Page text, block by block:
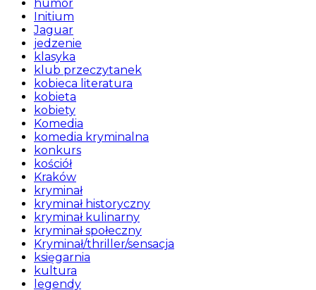
humor
Initium
Jaguar
jedzenie
klasyka
klub przeczytanek
kobieca literatura
kobieta
kobiety
Komedia
komedia kryminalna
konkurs
kościół
Kraków
kryminał
kryminał historyczny
kryminał kulinarny
kryminał społeczny
Kryminał/thriller/sensacja
księgarnia
kultura
legendy